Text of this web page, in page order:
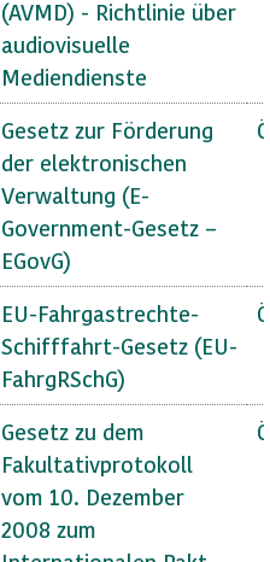
(AVMD) - Richtlinie über
audiovisuelle
Mediendienste
Gesetz zur Förderung
der elektronischen
Verwaltung (E-
Government-Gesetz –
EGovG)
EU-Fahrgastrechte-
Schifffahrt-Gesetz (EU-
FahrgRSchG)
Gesetz zu dem
Fakultativprotokoll
vom 10. Dezember
2008 zum